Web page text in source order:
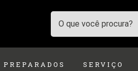
PREPARADOS SERVIÇO